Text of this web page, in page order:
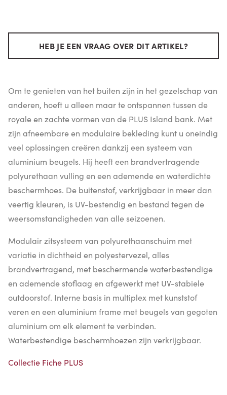
HEB JE EEN VRAAG OVER DIT ARTIKEL?
Om te genieten van het buiten zijn in het gezelschap van
anderen, hoeft u alleen maar te ontspannen tussen de
royale en zachte vormen van de PLUS Island bank. Met
zijn afneembare en modulaire bekleding kunt u oneindig
veel oplossingen creëren dankzij een systeem van
aluminium beugels. Hij heeft een brandvertragende
polyurethaan vulling en een ademende en waterdichte
beschermhoes. De buitenstof, verkrijgbaar in meer dan
veertig kleuren, is UV-bestendig en bestand tegen de
weersomstandigheden van alle seizoenen.
Modulair zitsysteem van polyurethaanschuim met
variatie in dichtheid en polyestervezel, alles
brandvertragend, met beschermende waterbestendige
en ademende stoflaag en afgewerkt met UV-stabiele
outdoorstof. Interne basis in multiplex met kunststof
veren en een aluminium frame met beugels van gegoten
aluminium om elk element te verbinden.
Waterbestendige beschermhoezen zijn verkrijgbaar.
Collectie Fiche PLUS